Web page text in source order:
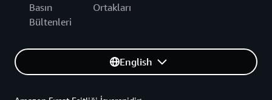
Basın
Bültenleri
Ortakları
English